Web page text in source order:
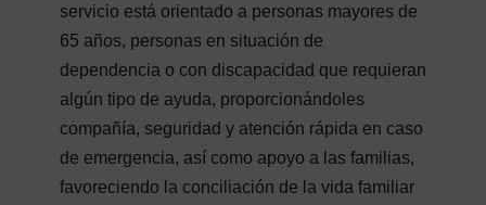
servicio está orientado a personas mayores de
65 años, personas en situación de
dependencia o con discapacidad que requieran
algún tipo de ayuda, proporcionándoles
compañía, seguridad y atención rápida en caso
de emergencia, así como apoyo a las familias,
favoreciendo la conciliación de la vida familiar